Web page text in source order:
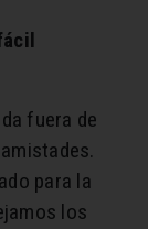
fuera de
para la
los